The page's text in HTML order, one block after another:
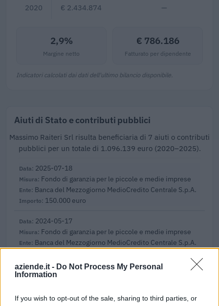
aziende.it - Do Not Process My Personal
Information
If you wish to opt-out of the sale, sharing to third parties, or
2020 € 2.434.874 —
2,9%
Margine netto
€ 786.186
Fatturato per dipendente
Indicatori calcolati dai dati dell'ultimo bilancio disponibile.
Aiuti di Stato e contributi pubblici
Massimo Raiteri Srl risulta beneficiaria di 7 aiuti o contributi
pubblici per un totale di 1.096.139 euro (2020–2025).
2025-07-18
Fondo di garanzia per le piccole e medie imprese
Banca del Mezzogiorno MedioCredito Centrale S.p.A.
150.000 euro
2024-05-17
Fondo di garanzia per le piccole e medie imprese
Banca del Mezzogiorno MedioCredito Centrale S.p.A.
2023-05-31
della decisione SA. 62668 e decisione C(2022) 171 final)
SA 101076)